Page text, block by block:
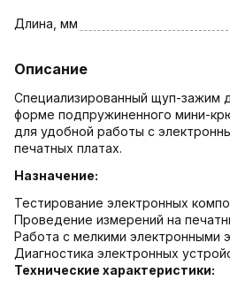
Длина, мм
Описание
Специализированный щуп-зажим
форме подпружиненного мини-
для удобной работы с
печатных платах.
Назначение:
Тестирование электронных
Проведение измерений на
Работа с мелкими электронными
Диагностика электронных
Технические характеристики: